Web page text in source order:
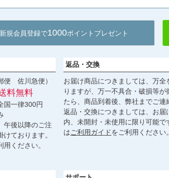
新規会員登録で1000ポイントプレゼント
便 佐川急便）
料無料
一律300円
午後以降のご注
ております。
用ください。
返品・交換
お届け商品につきましては、万全
りますが、万一不具合・破損等が
たら、商品到着後、弊社までご連
返品・交換につきましては、お届
内、未開封・未使用に限り可能で
はご利用ガイドをご利用ください